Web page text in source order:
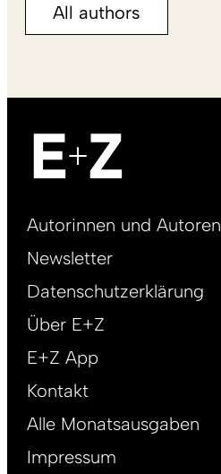
All authors
Footer
DE
Autorinnen und Autoren
Newsletter
Datenschutzerklärung
Über E+Z
E+Z App
Kontakt
Alle Monatsausgaben
Impressum